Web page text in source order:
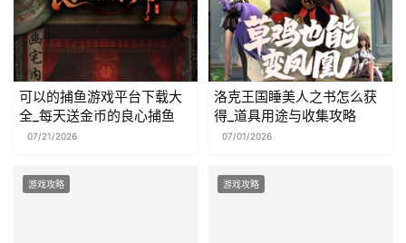
可以的捕鱼游戏平台下载大
全_每天送金币的良心捕鱼
07/21/2026
洛克王国睡美人之书怎么获
得_道具用途与收集攻略
07/01/2026
游戏攻略 游戏攻略